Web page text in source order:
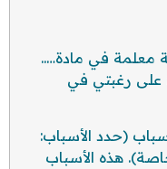
معلمة في مادة…..
على رغبتي في
(حدد الأسباب:
هذه الأسباب